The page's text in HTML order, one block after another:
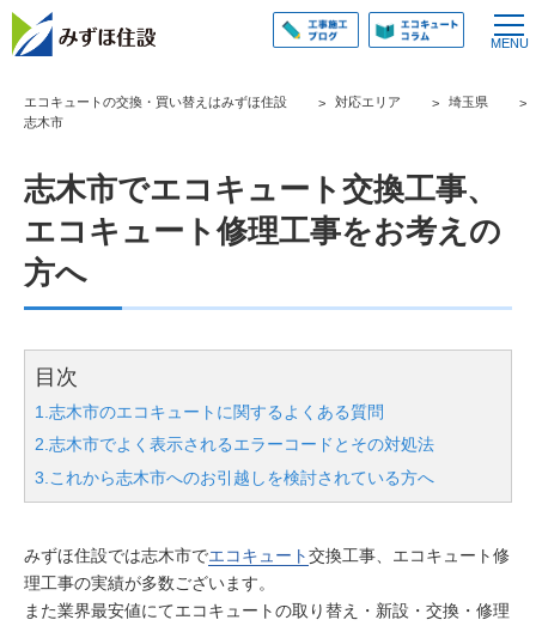
エコキュートの交換・買い替えはみずほ住設 対応エリア
埼玉県
志木市
志木市でエコキュート交換工事、
エコキュート修理工事をお考えの
方へ
目次
1.志木市のエコキュートに関するよくある質問
2.志木市でよく表示されるエラーコードとその対処法
3.これから志木市へのお引越しを検討されている方へ
みずほ住設では志木市でエコキュート交換工事、エコキュート修
理工事の実績が多数ございます。
また業界最安値にてエコキュートの取り替え・新設・交換・修理